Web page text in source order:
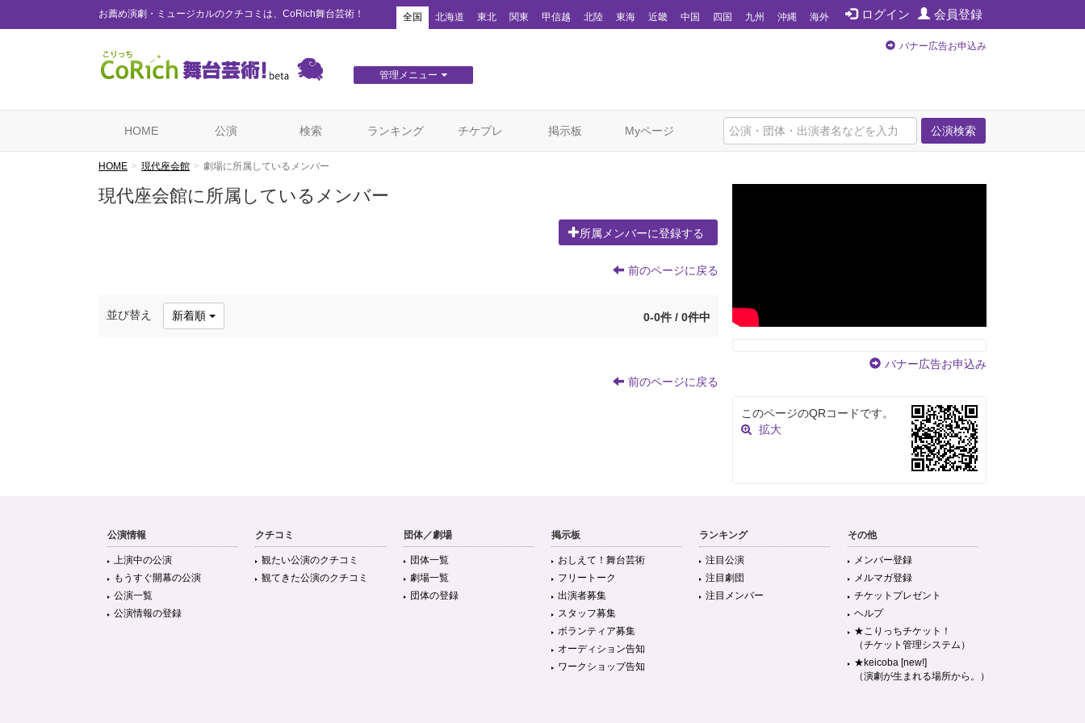
お薦め演劇・ミュージカルのクチコミは、CoRich舞台芸術！ ログイン 会員登録
全国 北海道 東北 関東 甲信越 北陸 東海 近畿 中国 四国 九州 沖縄 海外
管理メニュー
バナー広告お申込み
公演検索
HOME 公演 検索 ランキング チケプレ 掲示板 Myページ
HOME 現代座会館 劇場に所属しているメンバー
現代座会館に所属しているメンバー
所属メンバーに登録する
前のページに戻る
並び替え 新着順 0-0件 / 0件中
前のページに戻る
バナー広告お申込み
このページのQRコードです。
拡大
公演情報
上演中の公演
もうすぐ開幕の公演
公演一覧
公演情報の登録
クチコミ
観たい公演のクチコミ
観てきた公演のクチコミ
団体／劇場
団体一覧
劇場一覧
団体の登録
掲示板
おしえて！舞台芸術
フリートーク
出演者募集
スタッフ募集
ボランティア募集
オーディション告知
ワークショップ告知
ランキング
注目公演
注目劇団
注目メンバー
その他
メンバー登録
メルマガ登録
チケットプレゼント
ヘルプ
★こりっちチケット！
（チケット管理システム）
★keicoba [new!]
（演劇が生まれる場所から。）